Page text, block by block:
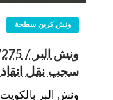
ونش كرين سطحة
سحب نقل
ونش البر